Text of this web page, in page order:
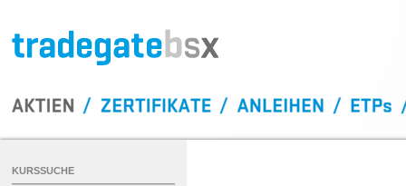
KURSSUCHE